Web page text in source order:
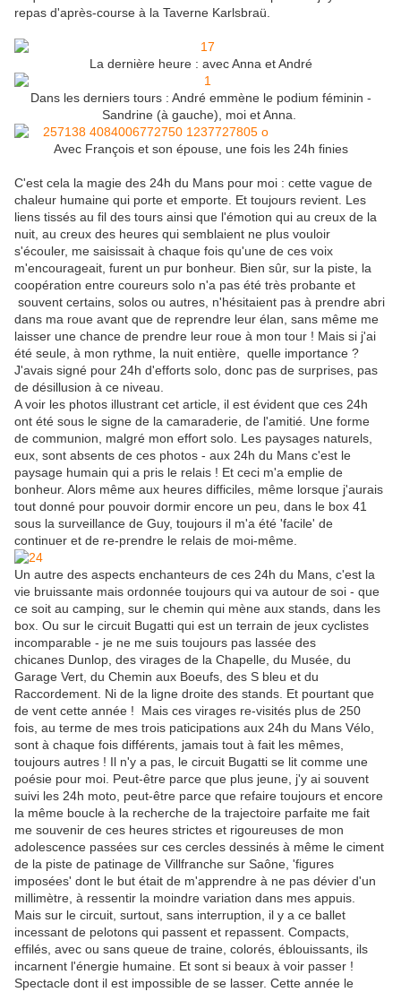
repas d'après-course à la Taverne Karlsbraü.
La dernière heure : avec Anna et André
Dans les derniers tours : André emmène le podium féminin -
Sandrine (à gauche), moi et Anna.
Avec François et son épouse, une fois les 24h finies
C'est cela la magie des 24h du Mans pour moi : cette vague de
chaleur humaine qui porte et emporte. Et toujours revient. Les
liens tissés au fil des tours ainsi que l'émotion qui au creux de la
nuit, au creux des heures qui semblaient ne plus vouloir
s'écouler, me saisissait à chaque fois qu'une de ces voix
m'encourageait, furent un pur bonheur. Bien sûr, sur la piste, la
coopération entre coureurs solo n'a pas été très probante et
souvent certains, solos ou autres, n'hésitaient pas à prendre abri
dans ma roue avant que de reprendre leur élan, sans même me
laisser une chance de prendre leur roue à mon tour ! Mais si j'ai
été seule, à mon rythme, la nuit entière, quelle importance ?
J'avais signé pour 24h d'efforts solo, donc pas de surprises, pas
de désillusion à ce niveau.
A voir les photos illustrant cet article, il est évident que ces 24h
ont été sous le signe de la camaraderie, de l'amitié. Une forme
de communion, malgré mon effort solo. Les paysages naturels,
eux, sont absents de ces photos - aux 24h du Mans c'est le
paysage humain qui a pris le relais ! Et ceci m'a emplie de
bonheur. Alors même aux heures difficiles, même lorsque j'aurais
tout donné pour pouvoir dormir encore un peu, dans le box 41
sous la surveillance de Guy, toujours il m'a été 'facile' de
continuer et de re-prendre le relais de moi-même.
Un autre des aspects enchanteurs de ces 24h du Mans, c'est la
vie bruissante mais ordonnée toujours qui va autour de soi - que
ce soit au camping, sur le chemin qui mène aux stands, dans les
box. Ou sur le circuit Bugatti qui est un terrain de jeux cyclistes
incomparable - je ne me suis toujours pas lassée des
chicanes Dunlop, des virages de la Chapelle, du Musée, du
Garage Vert, du Chemin aux Boeufs, des S bleu et du
Raccordement. Ni de la ligne droite des stands. Et pourtant que
de vent cette année ! Mais ces virages re-visités plus de 250
fois, au terme de mes trois paticipations aux 24h du Mans Vélo,
sont à chaque fois différents, jamais tout à fait les mêmes,
toujours autres ! Il n'y a pas, le circuit Bugatti se lit comme une
poésie pour moi. Peut-être parce que plus jeune, j'y ai souvent
suivi les 24h moto, peut-être parce que refaire toujours et encore
la même boucle à la recherche de la trajectoire parfaite me fait
me souvenir de ces heures strictes et rigoureuses de mon
adolescence passées sur ces cercles dessinés à même le ciment
de la piste de patinage de Villfranche sur Saône, 'figures
imposées' dont le but était de m'apprendre à ne pas dévier d'un
millimètre, à ressentir la moindre variation dans mes appuis.
Mais sur le circuit, surtout, sans interruption, il y a ce ballet
incessant de pelotons qui passent et repassent. Compacts,
effilés, avec ou sans queue de traine, colorés, éblouissants, ils
incarnent l'énergie humaine. Et sont si beaux à voir passer !
Spectacle dont il est impossible de se lasser. Cette année le